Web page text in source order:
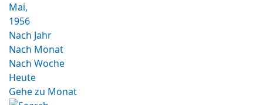
Mai,
1956
Nach Jahr
Nach Monat
Nach Woche
Heute
Gehe zu Monat